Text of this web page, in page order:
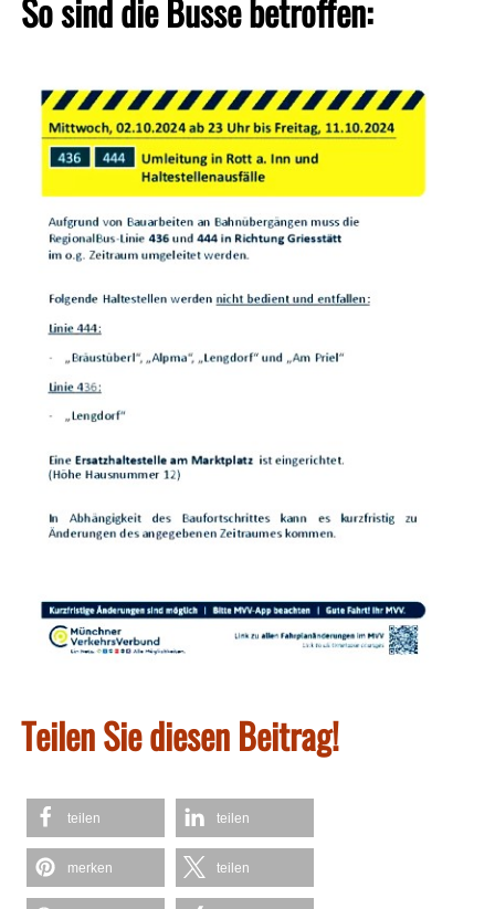
So sind die Busse betroffen:
Teilen Sie diesen Beitrag!
teilen teilen
merken teilen